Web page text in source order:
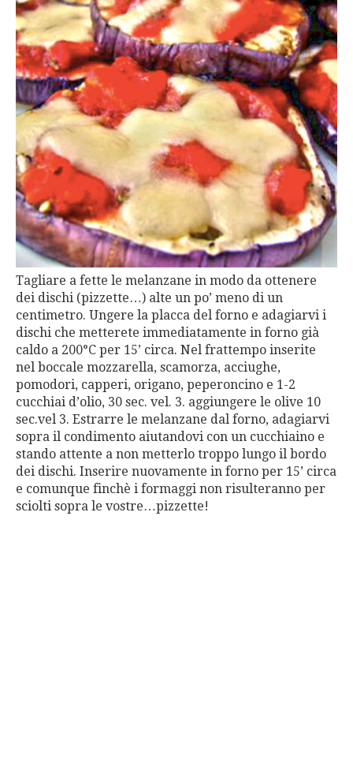
Tagliare a fette le melanzane in modo da ottenere
dei dischi (pizzette…) alte un po’ meno di un
centimetro. Ungere la placca del forno e adagiarvi i
dischi che metterete immediatamente in forno già
caldo a 200°C per 15’ circa. Nel frattempo inserite
nel boccale mozzarella, scamorza, acciughe,
pomodori, capperi, origano, peperoncino e 1-2
cucchiai d’olio, 30 sec. vel. 3. aggiungere le olive 10
sec.vel 3. Estrarre le melanzane dal forno, adagiarvi
sopra il condimento aiutandovi con un cucchiaino e
stando attente a non metterlo troppo lungo il bordo
dei dischi. Inserire nuovamente in forno per 15’ circa
e comunque finchè i formaggi non risulteranno per
sciolti sopra le vostre…pizzette!